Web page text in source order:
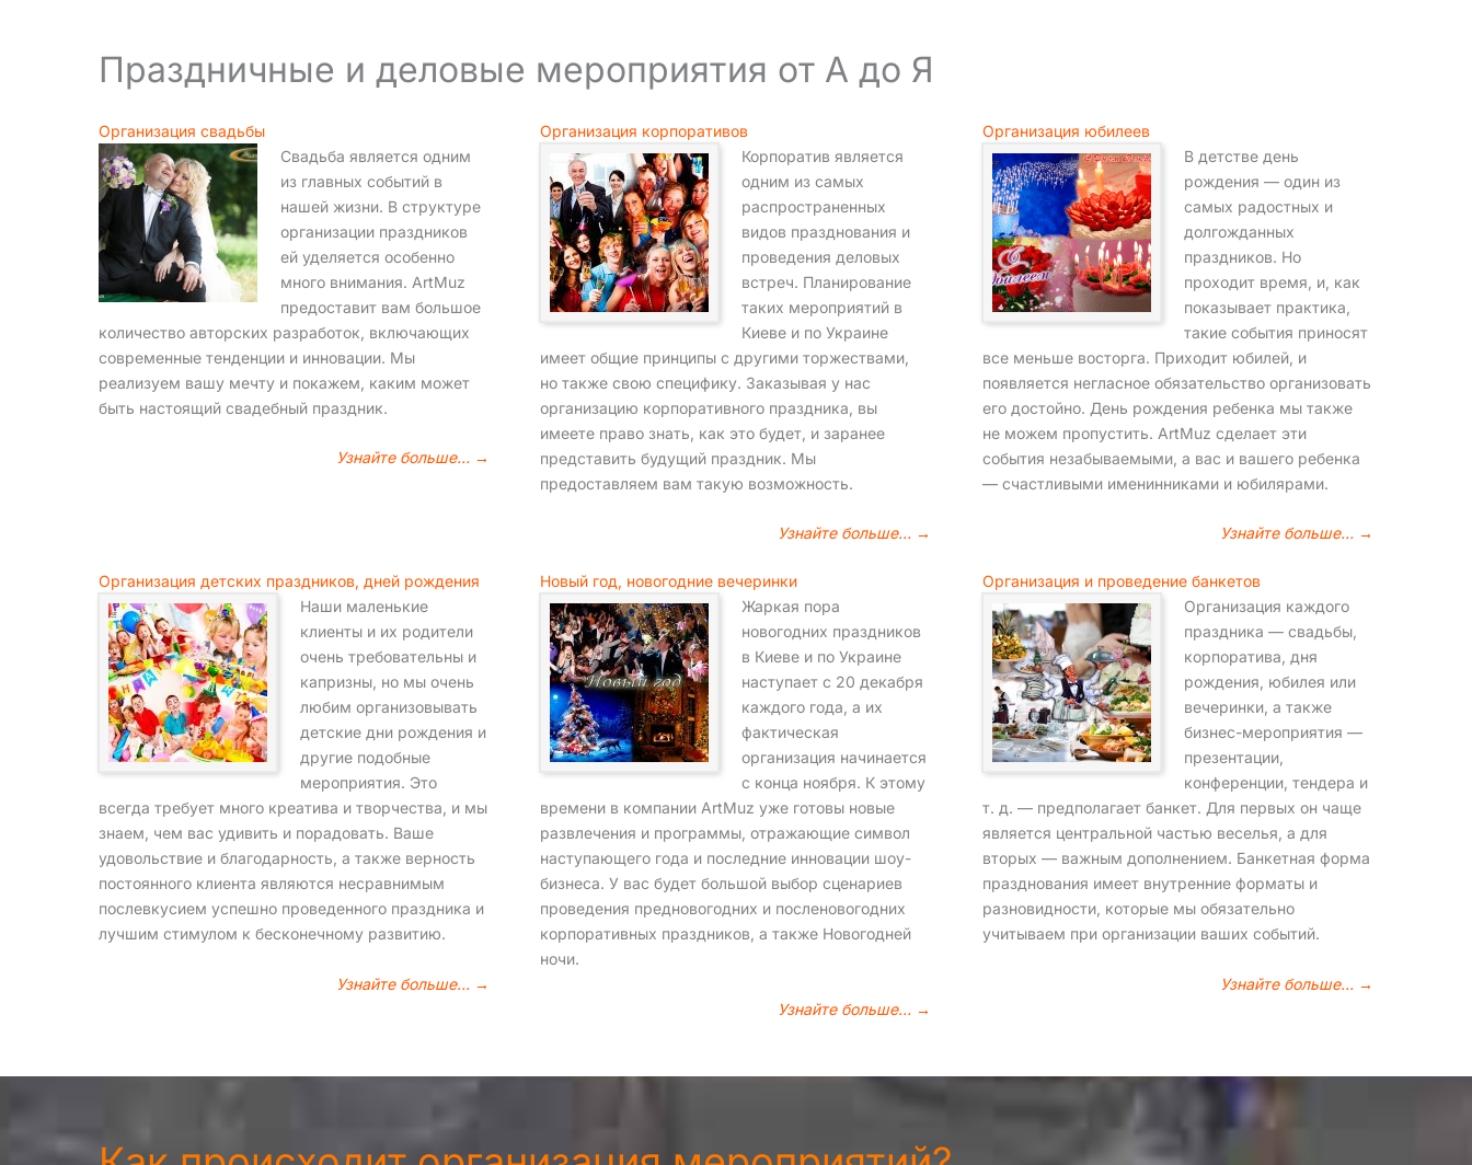
Праздничные и деловые мероприятия от А до Я
Организация свадьбы
Свадьба является одним
из главных событий в
нашей жизни. В структуре
организации праздников
ей уделяется особенно
много внимания. ArtMuz
предоставит вам большое
количество авторских разработок, включающих
современные тенденции и инновации. Мы
реализуем вашу мечту и покажем, каким может
быть настоящий свадебный праздник.
Узнайте больше… →
Организация корпоративов
Корпоратив является
одним из самых
распространенных
видов празднования и
проведения деловых
встреч. Планирование
таких мероприятий в
Киеве и по Украине
имеет общие принципы с другими торжествами,
но также свою специфику. Заказывая у нас
организацию корпоративного праздника, вы
имеете право знать, как это будет, и заранее
представить будущий праздник. Мы
предоставляем вам такую возможность.
Узнайте больше… →
Организация юбилеев
В детстве день
рождения — один из
самых радостных и
долгожданных
праздников. Но
проходит время, и, как
показывает практика,
такие события приносят
все меньше восторга. Приходит юбилей, и
появляется негласное обязательство организовать
его достойно. День рождения ребенка мы также
не можем пропустить. ArtMuz сделает эти
события незабываемыми, а вас и вашего ребенка
— счастливыми именинниками и юбилярами.
Узнайте больше… →
Организация детских праздников, дней рождения
Наши маленькие
клиенты и их родители
очень требовательны и
капризны, но мы очень
любим организовывать
детские дни рождения и
другие подобные
мероприятия. Это
всегда требует много креатива и творчества, и мы
знаем, чем вас удивить и порадовать. Ваше
удовольствие и благодарность, а также верность
постоянного клиента являются несравнимым
послевкусием успешно проведенного праздника и
лучшим стимулом к бесконечному развитию.
Узнайте больше… →
Новый год, новогодние вечеринки
Жаркая пора
новогодних праздников
в Киеве и по Украине
наступает с 20 декабря
каждого года, а их
фактическая
организация начинается
с конца ноября. К этому
времени в компании ArtMuz уже готовы новые
развлечения и программы, отражающие символ
наступающего года и последние инновации шоу-
бизнеса. У вас будет большой выбор сценариев
проведения предновогодних и посленовогодних
корпоративных праздников, а также Новогодней
ночи.
Узнайте больше… →
Организация и проведение банкетов
Организация каждого
праздника — свадьбы,
корпоратива, дня
рождения, юбилея или
вечеринки, а также
бизнес-мероприятия —
презентации,
конференции, тендера и
т. д. — предполагает банкет. Для первых он чаще
является центральной частью веселья, а для
вторых — важным дополнением. Банкетная форма
празднования имеет внутренние форматы и
разновидности, которые мы обязательно
учитываем при организации ваших событий.
Узнайте больше… →